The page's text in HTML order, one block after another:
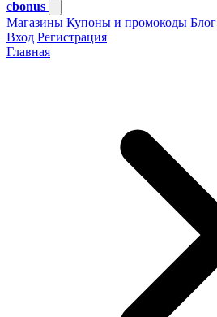
cbonus
Магазины Купоны и промокоды Блог
Вход Регистрация
Главная